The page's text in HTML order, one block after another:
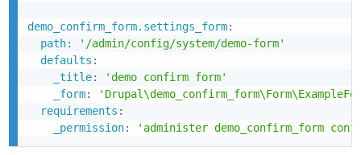
demo_confirm_form.settings_form:
path:
'/admin/config/system/demo-form'
defaults :
_title:
'demo confirm form'
_form:
requirements :
_permission: 'administer demo_confirm_form